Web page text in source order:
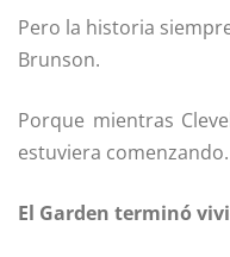
Pero la historia
Brunson.
Porque mientras
estuviera comenzando.
El Garden terminó